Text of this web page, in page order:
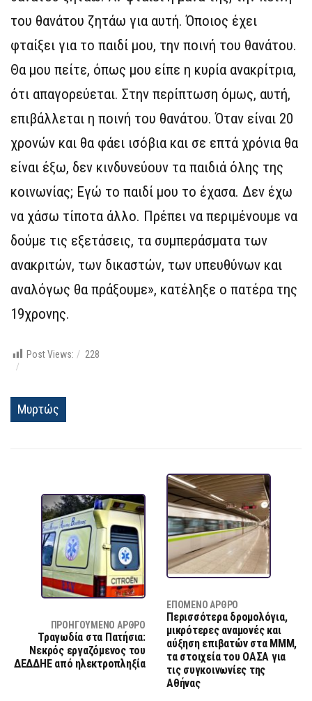
του θανάτου ζητάω για αυτή. Όποιος έχει
φταίξει για το παιδί μου, την ποινή του θανάτου.
Θα μου πείτε, όπως μου είπε η κυρία ανακρίτρια,
ότι απαγορεύεται. Στην περίπτωση όμως, αυτή,
επιβάλλεται η ποινή του θανάτου. Όταν είναι 20
χρονών και θα φάει ισόβια και σε επτά χρόνια θα
είναι έξω, δεν κινδυνεύουν τα παιδιά όλης της
κοινωνίας; Εγώ το παιδί μου το έχασα. Δεν έχω
να χάσω τίποτα άλλο. Πρέπει να περιμένουμε να
δούμε τις εξετάσεις, τα συμπεράσματα των
ανακριτών, των δικαστών, των υπευθύνων και
αναλόγως θα πράξουμε», κατέληξε ο πατέρα της
19χρονης.
Post Views: 228
Μυρτώς
ΠΡΟΗΓΟΎΜΕΝΟ ΆΡΘΡΟ
Τραγωδία στα Πατήσια:
Νεκρός εργαζόμενος του
ΔΕΔΔΗΕ από ηλεκτροπληξία
ΕΠΌΜΕΝΟ ΆΡΘΡΟ
Περισσότερα δρομολόγια,
μικρότερες αναμονές και
αύξηση επιβατών στα ΜΜΜ,
τα στοιχεία του ΟΑΣΑ για
τις συγκοινωνίες της
Αθήνας